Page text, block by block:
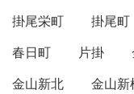
掛尾栄町
掛尾町
春日町
片掛
金山新北
金山新